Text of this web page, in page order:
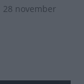
28 november